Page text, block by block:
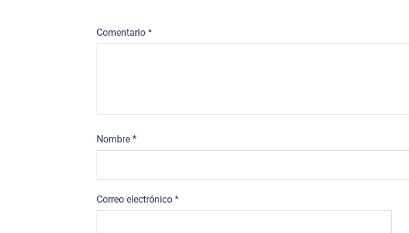
Comentario *
Nombre *
Correo electrónico *